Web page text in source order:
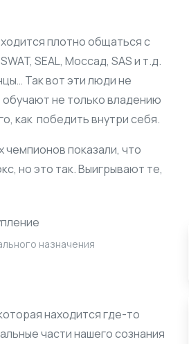
плотно общаться с
SEAL, Моссад, SAS и т.д.
Так вот эти люди не
не только владению
как победить внутри себя.
показали, что
но это так. Выигрывают те,
назначения
находится где-то
части нашего сознания